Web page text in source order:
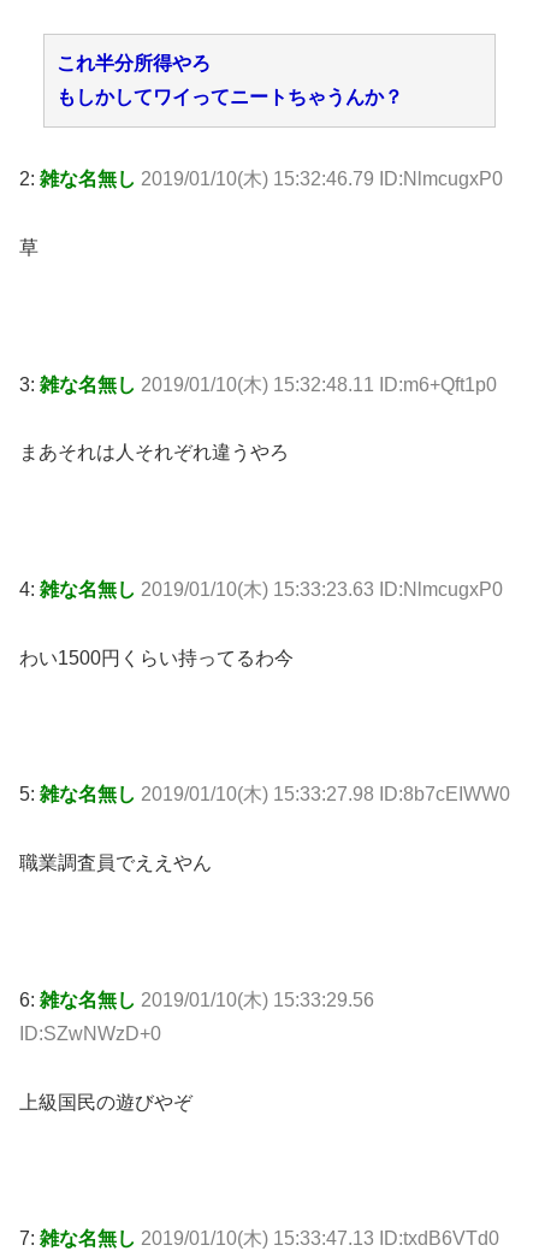
これ半分所得やろ
もしかしてワイってニートちゃうんか？
2: 雑な名無し 2019/01/10(木) 15:32:46.79 ID:NlmcugxP0
草
3: 雑な名無し 2019/01/10(木) 15:32:48.11 ID:m6+Qft1p0
まあそれは人それぞれ違うやろ
4: 雑な名無し 2019/01/10(木) 15:33:23.63 ID:NlmcugxP0
わい1500円くらい持ってるわ今
5: 雑な名無し 2019/01/10(木) 15:33:27.98 ID:8b7cEIWW0
職業調査員でええやん
6: 雑な名無し 2019/01/10(木) 15:33:29.56
ID:SZwNWzD+0
上級国民の遊びやぞ
7: 雑な名無し 2019/01/10(木) 15:33:47.13 ID:txdB6VTd0